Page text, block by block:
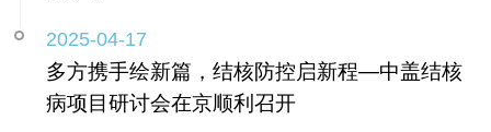
2025-04-17
多方携手绘新篇，结核防控启新程—中盖结核
病项目研讨会在京顺利召开